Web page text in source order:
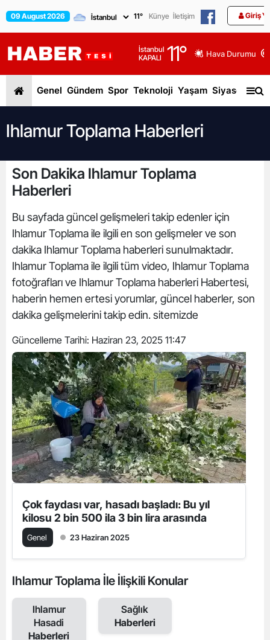
09 August 2026 11° Künye İletişim Giriş
İstanbul
KAPALI
11° Hava Durumu
Genel Gündem Spor Teknoloji Yaşam Siyaset
Ihlamur Toplama Haberleri
Son Dakika Ihlamur Toplama
Haberleri
Bu sayfada güncel gelişmeleri takip edenler için
Ihlamur Toplama ile ilgili en son gelişmeler ve son
dakika Ihlamur Toplama haberleri sunulmaktadır.
Ihlamur Toplama ile ilgili tüm video, Ihlamur Toplama
fotoğrafları ve Ihlamur Toplama haberleri Habertesi,
haberin hemen ertesi yorumlar, güncel haberler, son
dakika gelişmelerini takip edin. sitemizde
Güncelleme Tarihi: Haziran 23, 2025 11:47
Çok faydası var, hasadı başladı: Bu yıl
kilosu 2 bin 500 ila 3 bin lira arasında
Genel 23 Haziran 2025
Ihlamur Toplama İle İlişkili Konular
Ihlamur
Hasadi
Haberleri
Sağlık
Haberleri